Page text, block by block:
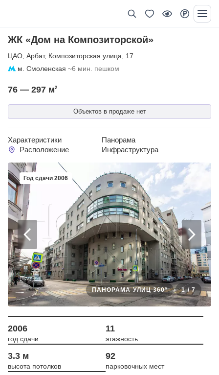
ЖК «Дом на Композиторской»
ЦАО Арбат, Композиторская улица
17
м. Смоленская ~6 мин. пешком
Объектов в продаже нет
76 — 297 м2
Характеристики
Панорама
Расположение
Инфраструктура
Год сдачи 2006
1/7
ПАНОРАМА УЛИЦ 360°
2006
год сдачи
11
этажность
3.3 м
высота потолков
92
парковочных мест